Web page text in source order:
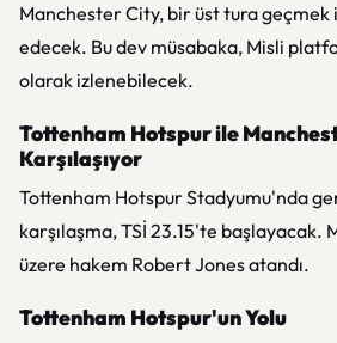
Manchester City, bir üst tura geçmek
edecek. Bu dev müsabaka, Misli
olarak izlenebilecek.
Tottenham Hotspur ile
Karşılaşıyor
Tottenham Hotspur Stadyumu'nda
karşılaşma, TSİ 23.15'te başlayacak.
üzere hakem Robert Jones atandı.
Tottenham Hotspur'un Yolu